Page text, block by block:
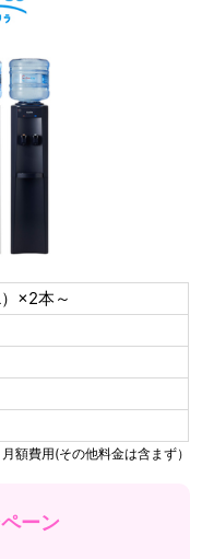
×2本～
額費用(その他料金は含まず）
ーン